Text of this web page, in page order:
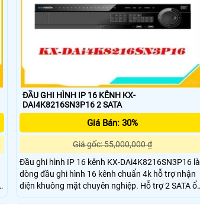
ĐẦU GHI HÌNH IP 16 KÊNH KX-
DAI4K8216SN3P16 2 SATA
Giá Bán: 30%
Giá gốc: 55,000,000 ₫
Đầu ghi hình IP 16 kênh KX-DAi4K8216SN3P16 là
dòng đầu ghi hình 16 kênh chuẩn 4k hỗ trợ nhận
diện khuông mặt chuyên nghiệp. Hỗ trợ 2 SATA ổ
cứng hỗ trợ tối da lên tới 10TB. Đầu ghi phù hơp